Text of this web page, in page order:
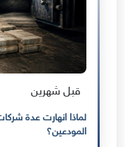
قبل شهرين
لماذا انهارت عدة
المودعين؟